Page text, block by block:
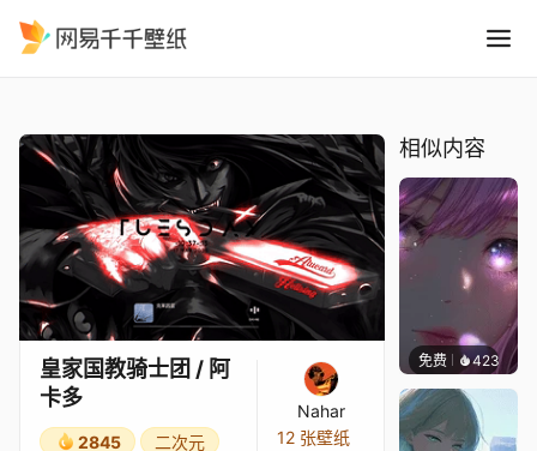
皇家国教骑士团 / 阿
卡多
2845 二次元
Nahar
12 张壁纸
相似内容
免费 423辰东